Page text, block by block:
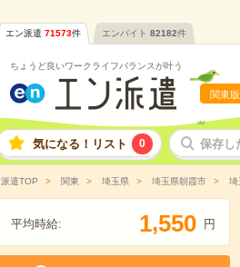
エン派遣 71573件 エンバイト 82182件
ちょうど良いワークライフバランスが叶う
関東版
気になる！リスト 0 保存し
派遣TOP 関東 埼玉県 埼玉県朝霞市 埼
平均時給: 1,550 円